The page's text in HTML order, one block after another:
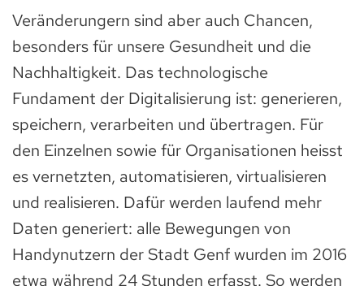
Veränderungern sind aber auch Chancen,
besonders für unsere Gesundheit und die
Nachhaltigkeit. Das technologische
Fundament der Digitalisierung ist: generieren,
speichern, verarbeiten und übertragen. Für
den Einzelnen sowie für Organisationen heisst
es vernetzten, automatisieren, virtualisieren
und realisieren. Dafür werden laufend mehr
Daten generiert: alle Bewegungen von
Handynutzern der Stadt Genf wurden im 2016
etwa während 24 Stunden erfasst. So werden